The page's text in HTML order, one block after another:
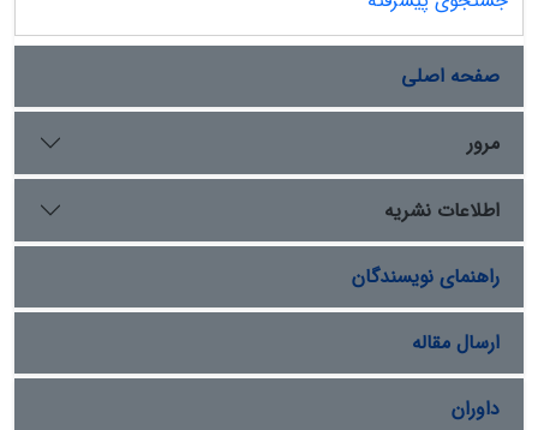
فرود آرام‌ آمریکا به‌ سقوط‌ آزاد شد.
صفحه اصلی
مرور
اطلاعات نشریه
راهنمای نویسندگان
ارسال مقاله
داوران